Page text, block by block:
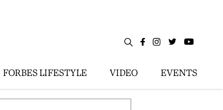
FORBES LIFESTYLE VIDEO EVENTS